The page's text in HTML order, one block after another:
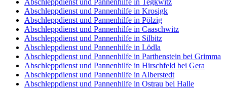
Abschleppdienst und Pannenhilfe in Krosigk
Abschleppdienst und Pannenhilfe in Pölzig
Abschleppdienst und Pannenhilfe in Caaschwitz
Abschleppdienst und Pannenhilfe in Silbitz
Abschleppdienst und Pannenhilfe in Lödla
Abschleppdienst und Pannenhilfe in Parthenstein bei Grimma
Abschleppdienst und Pannenhilfe in Hirschfeld bei Gera
Abschleppdienst und Pannenhilfe in Alberstedt
Abschleppdienst und Pannenhilfe in Ostrau bei Halle